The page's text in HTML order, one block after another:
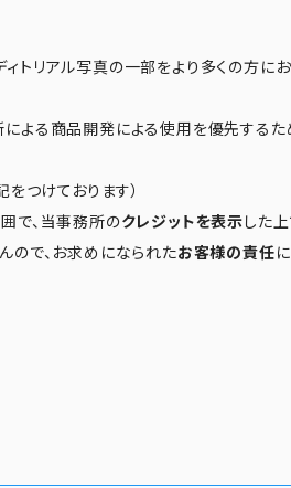
トリアル写真の一部をより多くの方に
よる商品開発による使用を優先するた
つけております）
で、当事務所のクレジットを表示した上
ので、お求めになられたお客様の責任